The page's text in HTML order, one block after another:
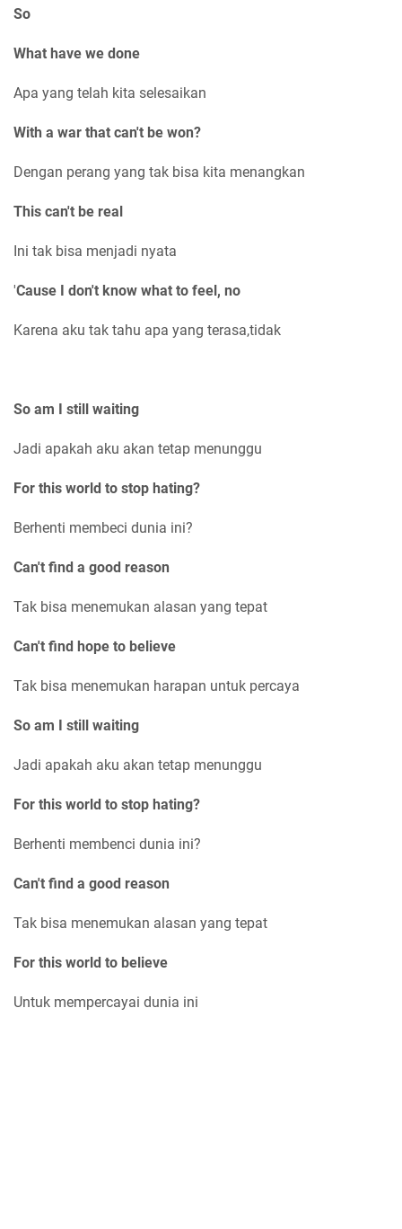
So
What have we done
Apa yang telah kita selesaikan
With a war that can't be won?
Dengan perang yang tak bisa kita menangkan
This can't be real
Ini tak bisa menjadi nyata
'Cause I don't know what to feel, no
Karena aku tak tahu apa yang terasa,tidak
So am I still waiting
Jadi apakah aku akan tetap menunggu
For this world to stop hating?
Berhenti membeci dunia ini?
Can't find a good reason
Tak bisa menemukan alasan yang tepat
Can't find hope to believe
Tak bisa menemukan harapan untuk percaya
So am I still waiting
Jadi apakah aku akan tetap menunggu
For this world to stop hating?
Berhenti membenci dunia ini?
Can't find a good reason
Tak bisa menemukan alasan yang tepat
For this world to believe
Untuk mempercayai dunia ini